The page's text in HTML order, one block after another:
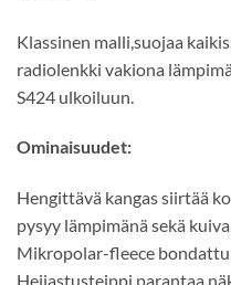
Klassinen malli,suojaa
radiolenkki vakiona
S424 ulkoiluun.
Ominaisuudet:
Hengittävä kangas siirtää
pysyy lämpimänä sekä
Mikropolar-fleece
Heijastusteippi parantaa